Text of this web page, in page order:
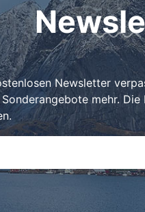
Newsletter
mehr.